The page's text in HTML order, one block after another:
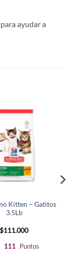
ayudar a
Kitten – Gatitos
3.5Lb
$111.000
111 Puntos